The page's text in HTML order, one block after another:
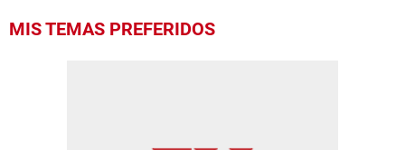
MIS TEMAS PREFERIDOS